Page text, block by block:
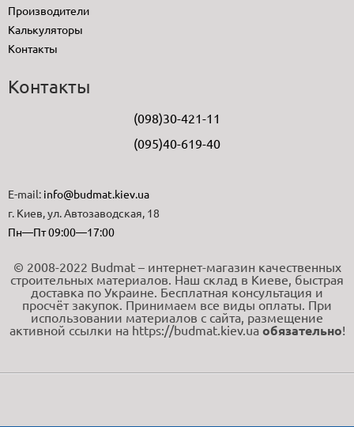
Производители
Калькуляторы
Контакты
Контакты
(098)30-421-11
(095)40-619-40
E-mail: info@budmat.kiev.ua
г. Киев, ул. Автозаводская, 18
Пн—Пт 09:00—17:00
© 2008-2022 Budmat – интернет-магазин качественных
строительных материалов. Наш склад в Киеве, быстрая
доставка по Украине. Бесплатная консультация и
просчёт закупок. Принимаем все виды оплаты. При
использовании материалов с сайта, размещение
активной ссылки на https://budmat.kiev.ua обязательно!